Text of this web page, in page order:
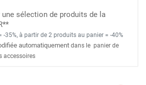
une sélection de produits de la
-35%, à partir de 2 produits au panier = -40%
automatiquement dans le panier de
accessoires